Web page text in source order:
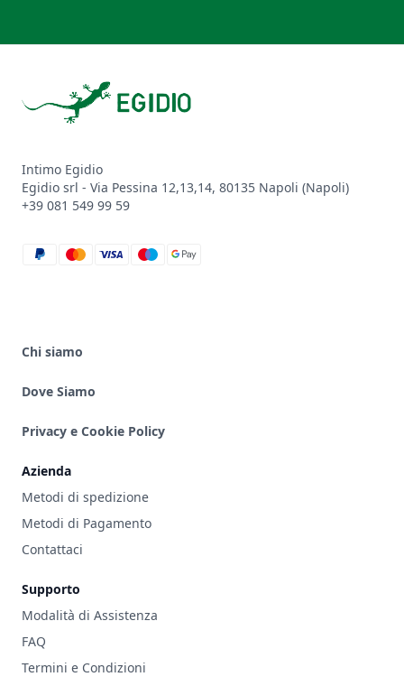
Intimo Egidio
Egidio srl - Via Pessina 12,13,14, 80135 Napoli (Napoli)
+39 081 549 99 59
paypal
mastercard
visa
maestro
google_pay
Chi siamo
Dove Siamo
Privacy e Cookie Policy
Azienda
Metodi di spedizione
Metodi di Pagamento
Contattaci
Supporto
Modalità di Assistenza
FAQ
Termini e Condizioni